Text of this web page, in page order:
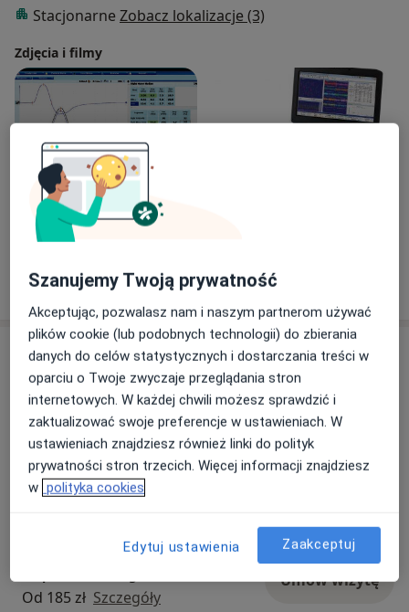
Stacjonarne Zobacz lokalizacje (3)
Zdjęcia i filmy
Zobacz galerię (2)
Pokaż więcejo doświadczeniu
Usługi i ceny
Badanie EMG - elektromiografia -
Próba miasteniczna
Od 240 zł Szczegóły
Umów wizytę
Badanie EMG - elektromiografia -
uszkodzenie splotu
Badanie EMG - elektromiografia -
Od 185 zł Szczegóły
Umów wizytę
Szanujemy Twoją prywatność
Akceptując, pozwalasz nam i naszym partnerom używać
plików cookie (lub podobnych technologii) do zbierania
danych do celów statystycznych i dostarczania treści w
oparciu o Twoje zwyczaje przeglądania stron
internetowych. W każdej chwili możesz sprawdzić i
zaktualizować swoje preferencje w ustawieniach. W
ustawieniach znajdziesz również linki do polityk
prywatności stron trzecich. Więcej informacji znajdziesz
w polityka cookies
Edytuj ustawienia Zaakceptuj